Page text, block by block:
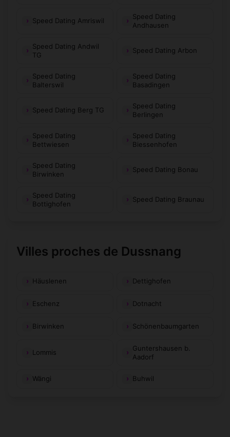
Speed Dating Amriswil
Speed Dating
Andhausen
Speed Dating Andwil
TG
Speed Dating Arbon
Speed Dating
Balterswil
Speed Dating
Basadingen
Speed Dating Berg TG
Speed Dating
Berlingen
Speed Dating
Bettwiesen
Speed Dating
Biessenhofen
Speed Dating
Birwinken
Speed Dating Bonau
Speed Dating
Bottighofen
Speed Dating Braunau
Villes proches de Dussnang
Häuslenen Dettighofen
Eschenz Dotnacht
Birwinken Schönenbaumgarten
Lommis
Guntershausen b.
Aadorf
Wängi Buhwil